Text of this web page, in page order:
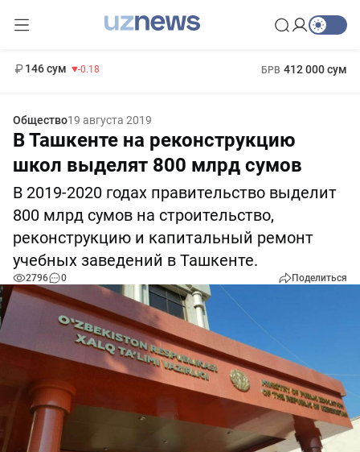
146 сум -0.18 БРВ 412 000 сум
Общество19 августа 2019
В Ташкенте на реконструкцию
школ выделят 800 млрд сумов
В 2019-2020 годах правительство выделит
800 млрд сумов на строительство,
реконструкцию и капитальный ремонт
учебных заведений в Ташкенте.
2796 0 Поделиться